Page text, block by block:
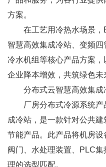
方案。
在工艺用冷热水场景
智慧高效集成冷站、变频
冷水机组等核心产品方案
企业降本增效，共筑绿色未
分布式云智慧高效集成
厂房分布式冷源系统
成冷站，是一款针对公共
节能产品。此产品将机房
阀门、水处理装置、PLC
理的选型匹配。